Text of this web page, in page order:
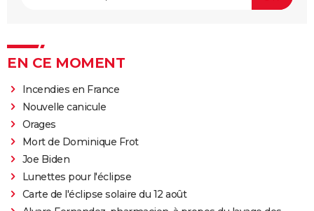
EN CE MOMENT
Incendies en France
Nouvelle canicule
Orages
Mort de Dominique Frot
Joe Biden
Lunettes pour l'éclipse
Carte de l'éclipse solaire du 12 août